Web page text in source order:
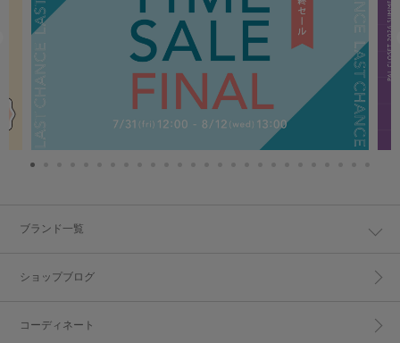
ブランド一覧
ショップブログ
コーディネート